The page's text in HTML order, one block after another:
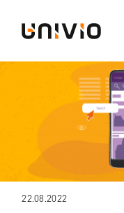
content
22.08.2022